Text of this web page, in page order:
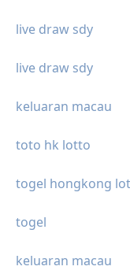
live draw sdy
live draw sdy
keluaran macau
toto hk lotto
togel hongkong
togel
keluaran macau